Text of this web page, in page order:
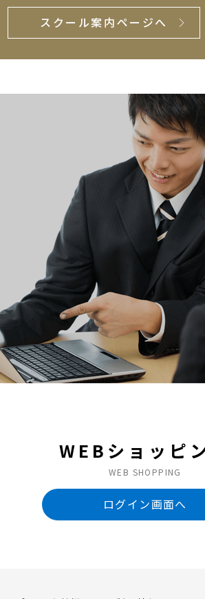
スクール案内ページへ
WEBショッピ
WEB SHOPPING
ログイン画面へ